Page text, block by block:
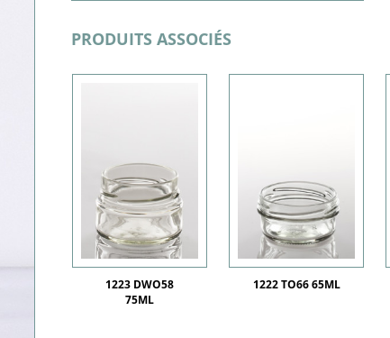
PRODUITS ASSOCIÉS
1223 DWO58
75ML
1222 TO66 65ML